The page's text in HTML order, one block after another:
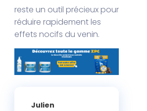
reste un outil précieux pour
réduire rapidement les
effets nocifs du venin.
Julien